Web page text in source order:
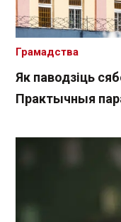
Як паводзіць
Практычныя
Грамадства